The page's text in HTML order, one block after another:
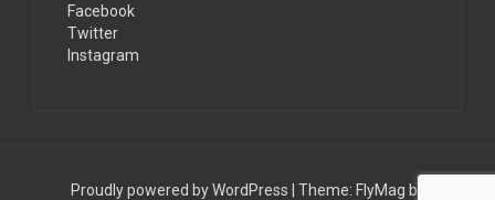
Facebook
Twitter
Instagram
Proudly powered by WordPress Theme: FlyMag by